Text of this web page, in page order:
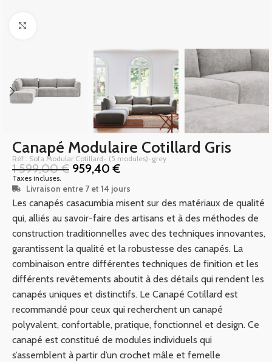
Canapé Modulaire Cotillard Gris
Réf : Sofa Modular Cotillard- (5 modules)-grey
1 599,00€ 959,40€
Taxes incluses.
Livraison entre 7 et 14 jours
Les canapés casacumbia misent sur des matériaux de qualité
qui, alliés au savoir-faire des artisans et à des méthodes de
construction traditionnelles avec des techniques innovantes,
garantissent la qualité et la robustesse des canapés. La
combinaison entre différentes techniques de finition et les
différents revêtements aboutit à des détails qui rendent les
canapés uniques et distinctifs. Le Canapé Cotillard est
recommandé pour ceux qui recherchent un canapé
polyvalent, confortable, pratique, fonctionnel et design. Ce
canapé est constitué de modules individuels qui
s’assemblent à partir d’un crochet mâle et femelle